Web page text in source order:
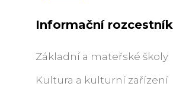
Informační rozcestník
Základní a mateřské školy
Kultura a kulturní zařízení